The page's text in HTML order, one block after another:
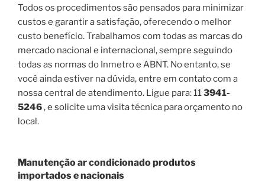
Todos os procedimentos são pensados para minimizar
custos e garantir a satisfação, oferecendo o melhor
custo benefício. Trabalhamos com todas as marcas do
mercado nacional e internacional, sempre seguindo
todas as normas do Inmetro e ABNT. No entanto, se
você ainda estiver na dúvida, entre em contato com a
nossa central de atendimento. Ligue para: 113941-
5246, e solicite uma visita técnica para orçamento no
local.
Manutenção ar condicionado produtos
importados e nacionais